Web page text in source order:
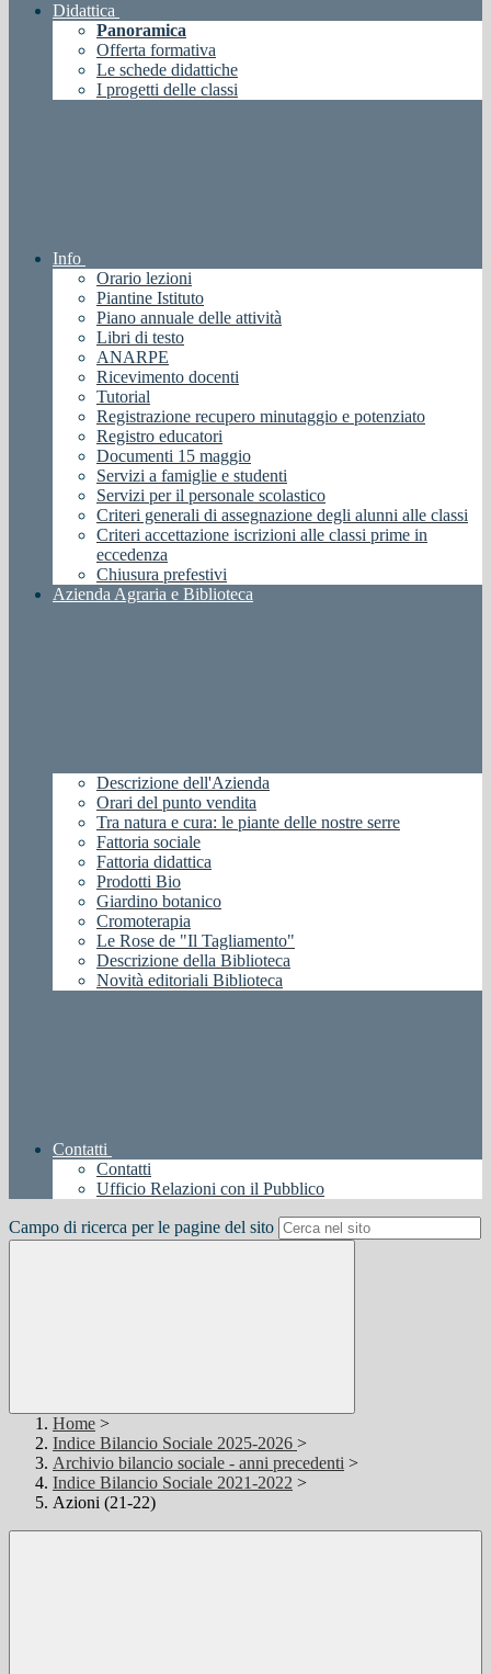
Didattica
Panoramica
Offerta formativa
Le schede didattiche
I progetti delle classi
Info
Orario lezioni
Piantine Istituto
Piano annuale delle attività
Libri di testo
ANARPE
Ricevimento docenti
Tutorial
Registrazione recupero minutaggio e potenziato
Registro educatori
Documenti 15 maggio
Servizi a famiglie e studenti
Servizi per il personale scolastico
Criteri generali di assegnazione degli alunni alle classi
Criteri accettazione iscrizioni alle classi prime in
eccedenza
Chiusura prefestivi
Azienda Agraria e Biblioteca
Descrizione dell'Azienda
Orari del punto vendita
Tra natura e cura: le piante delle nostre serre
Fattoria sociale
Fattoria didattica
Prodotti Bio
Giardino botanico
Cromoterapia
Le Rose de "Il Tagliamento"
Descrizione della Biblioteca
Novità editoriali Biblioteca
Contatti
Contatti
Ufficio Relazioni con il Pubblico
Campo di ricerca per le pagine del sito
Home >
Indice Bilancio Sociale 2025-2026 >
Archivio bilancio sociale - anni precedenti >
Indice Bilancio Sociale 2021-2022 >
Azioni (21-22)